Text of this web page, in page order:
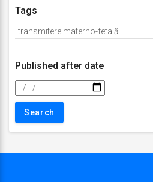
Tags
Published after date